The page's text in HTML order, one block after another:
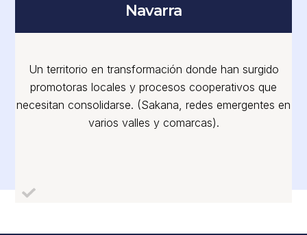
Navarra
Un territorio en transformación donde han surgido
promotoras locales y procesos cooperativos que
necesitan consolidarse. (Sakana, redes emergentes en
varios valles y comarcas).